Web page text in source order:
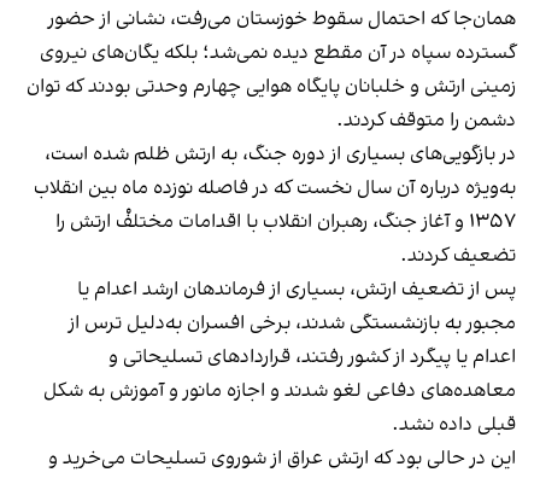
همان‌جا که احتمال سقوط خوزستان می‌رفت، نشانی از حضور
گسترده سپاه در آن مقطع دیده نمی‌شد؛ بلکه یگان‌های نیروی
زمینی ارتش و خلبانان پایگاه‌ هوایی چهارم وحدتی بودند که توان
دشمن را متوقف کردند.
در بازگویی‌های بسیاری از دوره جنگ، به ارتش ظلم شده است،
به‌ویژه درباره آن سال نخست که در فاصله نوزده ماه بین انقلاب
۱۳۵۷ و آغاز جنگ، رهبران انقلاب با اقدامات مختلفْ ارتش را
تضعیف کردند.
پس از تضعیف ارتش، بسیاری از فرماندهان ارشد اعدام یا
مجبور به بازنشستگی شدند، برخی افسران به‌دلیل ترس از
اعدام یا پیگرد از کشور رفتند، قراردادهای تسلیحاتی و
معاهده‌های دفاعی لغو شدند و اجازه مانور و آموزش به شکل
قبلی داده نشد.
این در حالی بود که ارتش عراق از شوروی تسلیحات می‌خرید و